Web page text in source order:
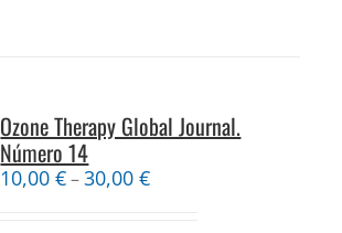
Ozone Therapy Global Journal.
Número 14
10,00€–30,00€